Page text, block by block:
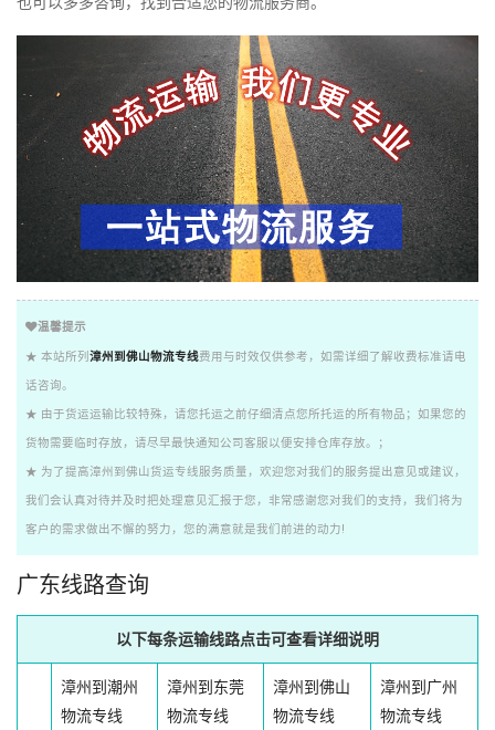
温馨提示
★ 本站所列 漳州到佛山物流专线费用与时效仅供参考，如需详细了解收费标准请电
话咨询。
★ 由于货运运输比较特殊，请您托运之前仔细清点您所托运的所有物品；如果您的
货物需要临时存放，请尽早最快通知公司客服以便安排仓库存放。；
★ 为了提高漳州到佛山货运专线服务质量，欢迎您对我们的服务提出意见或建议，
我们会认真对待并及时把处理意见汇报于您，非常感谢您对我们的支持，我们将为
客户的需求做出不懈的努力，您的满意就是我们前进的动力!
广东线路查询
以下每条运输线路点击可查看详细说明
漳州到潮州
物流专线
漳州到东莞
物流专线
漳州到佛山
物流专线
漳州到广州
物流专线